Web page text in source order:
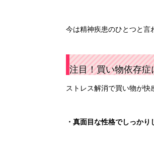
今は精神疾患のひとつと言
注目！買い物依存
ストレス解消で買い物が快
・真面目な性格でしっかり